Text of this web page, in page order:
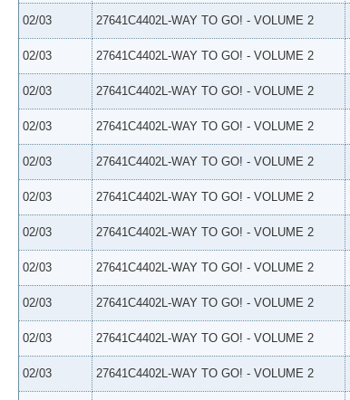
02/03 27641C4402L-WAY TO GO! - VOLUME 2
02/03 27641C4402L-WAY TO GO! - VOLUME 2
02/03 27641C4402L-WAY TO GO! - VOLUME 2
02/03 27641C4402L-WAY TO GO! - VOLUME 2
02/03 27641C4402L-WAY TO GO! - VOLUME 2
02/03 27641C4402L-WAY TO GO! - VOLUME 2
02/03 27641C4402L-WAY TO GO! - VOLUME 2
02/03 27641C4402L-WAY TO GO! - VOLUME 2
02/03 27641C4402L-WAY TO GO! - VOLUME 2
02/03 27641C4402L-WAY TO GO! - VOLUME 2
02/03 27641C4402L-WAY TO GO! - VOLUME 2